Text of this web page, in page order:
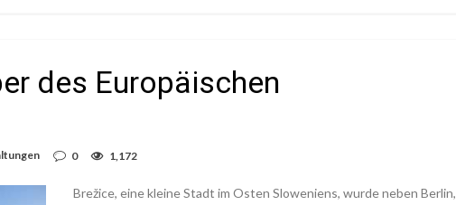
des Europäischen
0 1,172
Brežice, eine kleine Stadt im Osten Sloweniens, wurde neben Berlin,